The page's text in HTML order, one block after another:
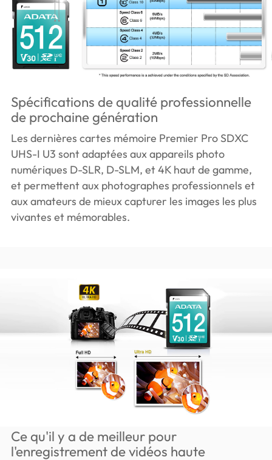
Spécifications de qualité professionnelle
de prochaine génération
Les dernières cartes mémoire Premier Pro SDXC
UHS-I U3 sont adaptées aux appareils photo
numériques D-SLR, D-SLM, et 4K haut de gamme,
et permettent aux photographes professionnels et
aux amateurs de mieux capturer les images les plus
vivantes et mémorables.
Ce qu'il y a de meilleur pour
l'enregistrement de vidéos haute